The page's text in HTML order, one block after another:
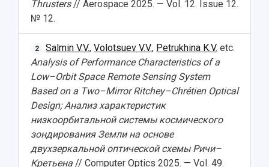
Thrusters// Aerospace 2025. — Vol. 12. Issue 12.
№ 12.
2 Salmin V.V.,Volotsuev V.V., Petrukhina K.V. etc.
Analysis of Performance Characteristics of a
Low–Orbit Space Remote Sensing System
Based on a Two–Mirror Ritchey–Chrétien Optical
Design; Анализ характеристик
низкоорбитальной системы космического
зондирования Земли на основе
двухзеркальной оптической схемы Ричи–
Кретьена // Computer Optics 2025. — Vol. 49.